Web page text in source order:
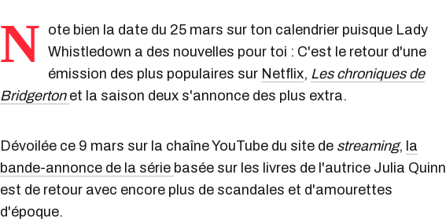
N ote bien la date du 25 mars sur ton calendrier puisque Lady
Whistledown a des nouvelles pour toi : C'est le retour d'une
émission des plus populaires sur Netflix, Les chroniques de
Bridgerton et la saison deux s'annonce des plus extra.
Dévoilée ce 9 mars sur la chaîne YouTube du site de streaming, la
bande-annonce de la série basée sur les livres de l'autrice Julia Quinn
est de retour avec encore plus de scandales et d'amourettes
d'époque.